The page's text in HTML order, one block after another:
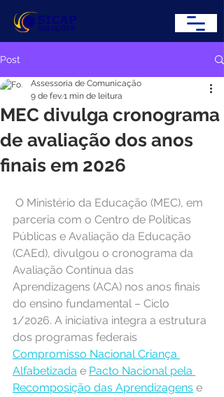
Post
MEC divulga cronograma
de avaliação dos anos
finais em 2026
Assessoria de Comunicação
9 de fev.1 min de leitura
O Ministério da Educação (MEC), em
parceria com o Centro de Políticas
Públicas e Avaliação da Educação
(CAEd), divulgou o cronograma da
Avaliação Contínua das
Aprendizagens (ACA) nos anos finais
do ensino fundamental – Ciclo
1/2026. A iniciativa integra a estrutura
dos programas federais
Compromisso Nacional Criança
Alfabetizada e Pacto Nacional pela
Recomposição das Aprendizagens e